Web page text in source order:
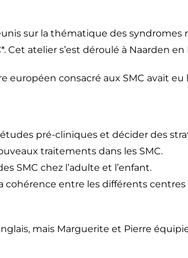
sur la thématique des syndromes
*. Cet atelier s’est déroulé à Naarden en
consacré aux SMC avait eu
pré-cliniques et décider des
traitements dans les SMC.
SMC chez l’adulte et l’enfant.
cohérence entre les différents centres
mais Marguerite et Pierre